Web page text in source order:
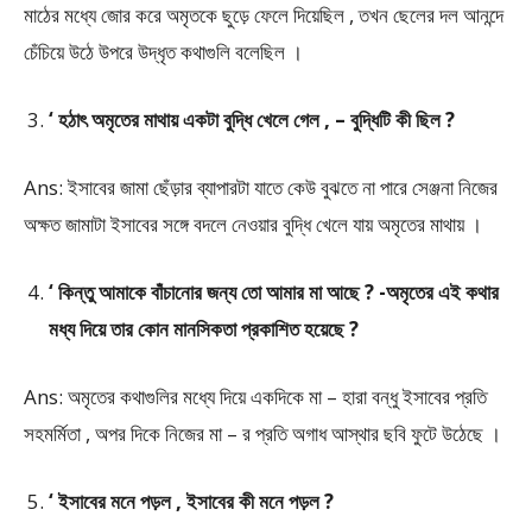
মাঠের মধ্যে জোর করে অমৃতকে ছুড়ে ফেলে দিয়েছিল , তখন ছেলের দল আনন্দে
চেঁচিয়ে উঠে উপরে উদ্ধৃত কথাগুলি বলেছিল ।
‘ হঠাৎ অমৃতের মাথায় একটা বুদ্ধি খেলে গেল , – বুদ্ধিটি কী ছিল ?
Ans: ইসাবের জামা ছেঁড়ার ব্যাপারটা যাতে কেউ বুঝতে না পারে সেঞ্জনা নিজের
অক্ষত জামাটা ইসাবের সঙ্গে বদলে নেওয়ার বুদ্ধি খেলে যায় অমৃতের মাথায় ।
‘ কিন্তু আমাকে বাঁচানোর জন্য তো আমার মা আছে ? -অমৃতের এই কথার
মধ্য দিয়ে তার কোন মানসিকতা প্রকাশিত হয়েছে ?
Ans: অমৃতের কথাগুলির মধ্যে দিয়ে একদিকে মা – হারা বন্ধু ইসাবের প্রতি
সহমর্মিতা , অপর দিকে নিজের মা – র প্রতি অগাধ আস্থার ছবি ফুটে উঠেছে ।
‘ ইসাবের মনে পড়ল , ইসাবের কী মনে পড়ল ?